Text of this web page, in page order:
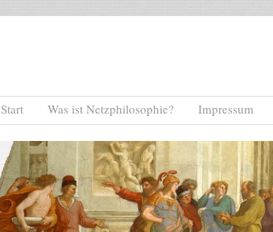
Menu
Skip to content
Start Was ist Netzphilosophie? Impressum